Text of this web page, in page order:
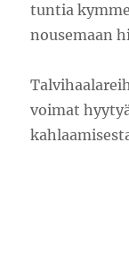
tuntia
nousemaan
voimat